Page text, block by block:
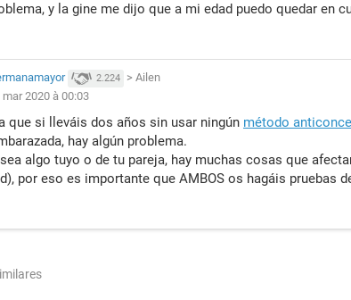
y la gine me dijo que a mi edad puedo quedar en
2.224 > Ailen
mar 2020 à 00:03
que si lleváis dos años sin usar ningún método
hay algún problema.
algo tuyo o de tu pareja, hay muchas cosas que
por eso es importante que AMBOS os hagáis pruebas